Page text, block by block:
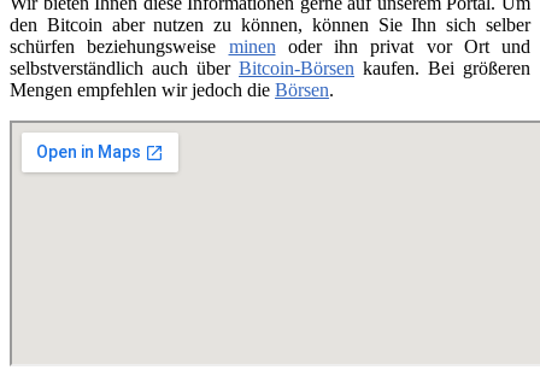
den Bitcoin aber nutzen zu können, können Sie Ihn sich selber
schürfen beziehungsweise minenoder ihn privat vor Ort und
selbstverständlich auch über Bitcoin-Börsen kaufen. Bei größeren
Mengen empfehlen wir jedoch die Börsen.